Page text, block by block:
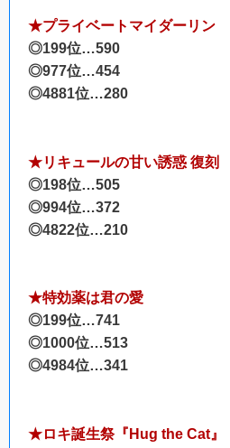
★プライベートマイダーリン
◎199位…590
◎977位…454
◎4881位…280
★リキュールの甘い誘惑 復刻
◎198位…505
◎994位…372
◎4822位…210
★特効薬は君の愛
◎199位…741
◎1000位…513
◎4984位…341
★ロキ誕生祭『Hug the Cat』